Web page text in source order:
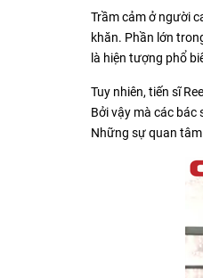
Trầm cảm ở người
khăn. Phần lớn
là hiện tượng phổ
Tuy nhiên, tiến sĩ
Bởi vậy mà các bác
Những sự quan